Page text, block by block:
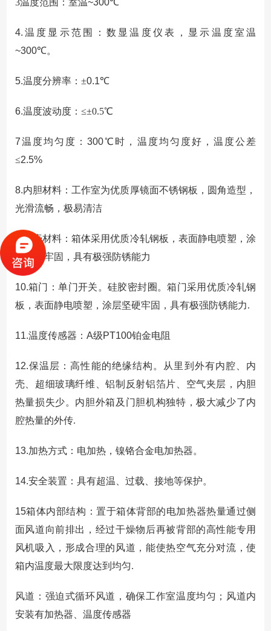
3温度范围： 室温~300℃
4. 温度显示范围：数显温度仪表，显示温度室温
~300℃。
5.温度分辨率：±0.1℃
6.温度波动度：≤±0.5℃
7温度均匀度：300℃时，温度均匀度好，温度公差
≤2.5%
8.内胆材料：工作室为优质厚镜面不锈钢板，圆角造型，
光滑流畅，极易清洁
9.外壳材料：箱体采用优质冷轧钢板，表面静电喷塑，涂
层坚硬牢固，具有极强防锈能力
10.箱门：单门开关。硅胶密封圈。箱门采用优质冷轧钢
板，表面静电喷塑，涂层坚硬牢固，具有极强防锈能力.
11.温度传感器： A级PT100铂金电阻
12.保温层：高性能的绝缘结构。从里到外有内腔、内
壳、超细玻璃纤维、铝制反射铝箔片、空气夹层，内胆
热量损失少。内胆外箱及门胆机构独特，极大减少了内
腔热量的外传.
13.加热方式：电加热，镍铬合金电加热器。
14.安全装置：具有超温、过载、接地等保护。
15箱体内部结构：置于箱体背部的电加热器热量通过侧
面风道向前排出，经过干燥物后再被背部的高性能专用
风机吸入，形成合理的风道，能使热空气充分对流，使
箱内温度最大限度达到均匀.
风道：强迫式循环风道，确保工作室温度均匀；风道内
安装有加热器、温度传感器